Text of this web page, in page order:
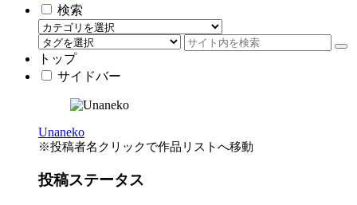
検索
トップ
サイドバー
Unaneko
※投稿者名クリックで作品リストへ移動
投稿ステータス